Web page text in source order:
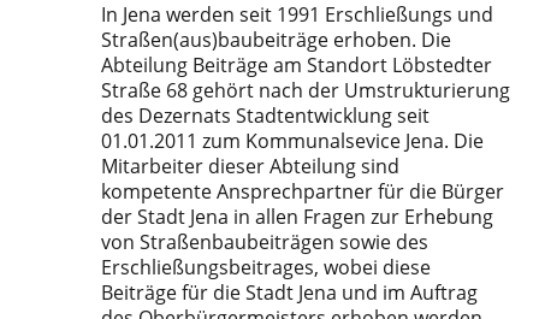
In Jena werden seit 1991 Erschließungs und
Straßen(aus)baubeiträge erhoben. Die
Abteilung Beiträge am Standort Löbstedter
Straße 68 gehört nach der Umstrukturierung
des Dezernats Stadtentwicklung seit
01.01.2011 zum Kommunalsevice Jena. Die
Mitarbeiter dieser Abteilung sind
kompetente Ansprechpartner für die Bürger
der Stadt Jena in allen Fragen zur Erhebung
von Straßenbaubeiträgen sowie des
Erschließungsbeitrages, wobei diese
Beiträge für die Stadt Jena und im Auftrag